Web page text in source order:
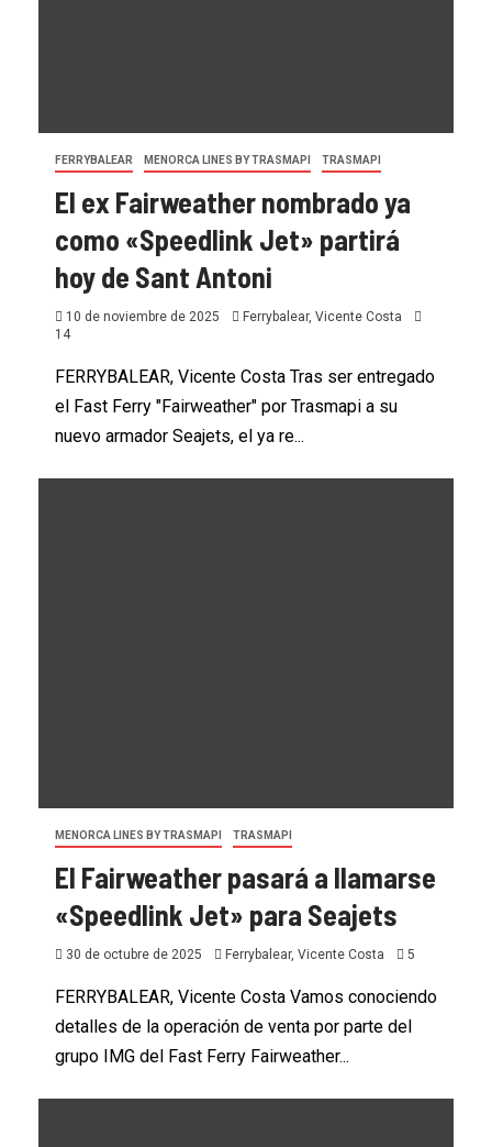
FERRYBALEAR MENORCA LINES BY TRASMAPI TRASMAPI
El ex Fairweather nombrado ya
como «Speedlink Jet» partirá
hoy de Sant Antoni
10 de noviembre de 2025
Ferrybalear, Vicente Costa
14
FERRYBALEAR, Vicente Costa Tras ser entregado
el Fast Ferry "Fairweather" por Trasmapi a su
nuevo armador Seajets, el ya re...
MENORCA LINES BY TRASMAPI TRASMAPI
El Fairweather pasará a llamarse
«Speedlink Jet» para Seajets
30 de octubre de 2025 Ferrybalear, Vicente Costa 5
FERRYBALEAR, Vicente Costa Vamos conociendo
detalles de la operación de venta por parte del
grupo IMG del Fast Ferry Fairweather...